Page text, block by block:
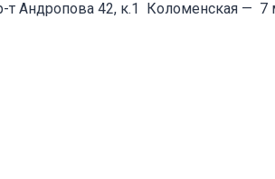
т Андропова 42, к.1 Коломенская — 7